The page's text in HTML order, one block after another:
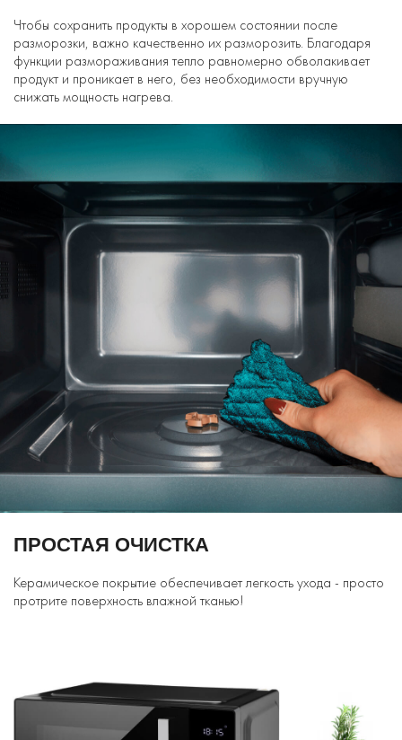
Чтобы сохранить продукты в хорошем состоянии после
разморозки, важно качественно их разморозить. Благодаря
функции размораживания тепло равномерно обволакивает
продукт и проникает в него, без необходимости вручную
снижать мощность нагрева.
ПРОСТАЯ ОЧИСТКА
Керамическое покрытие обеспечивает легкость ухода - просто
протрите поверхность влажной тканью!